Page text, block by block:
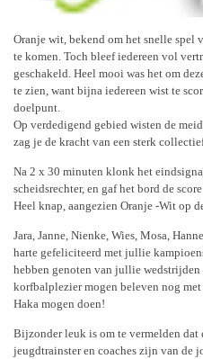
Oranje wit, bekend om het snelle
te komen. Toch bleef iedereen vol
geschakeld. Heel mooi was het om
te zien, want bijna iedereen wist te
doelpunt.
Op verdedigend gebied wisten de
zag je de kracht van een sterk
Na 2 x 30 minuten klonk het
scheidsrechter, en gaf het bord de
Heel knap, aangezien Oranje -Wit op
Jara, Janne, Nienke, Wies, Mosa,
harte gefeliciteerd met jullie
hebben genoten van jullie
korfbalplezier mogen beleven nog
Haka mogen doen!
Bijzonder leuk is om te vermelden dat
jeugdtrainster en coaches zijn van